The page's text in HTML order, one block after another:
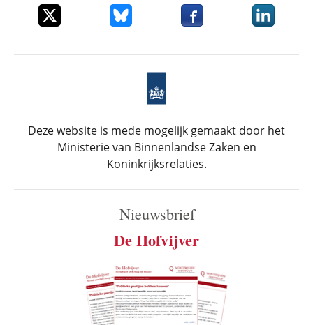
Deel dit item op XDeel dit item op Bluesky
Deel dit item opDeel dit
Deze website is mede mogelijk gemaakt door het
Ministerie van Binnenlandse Zaken en
Koninkrijksrelaties.
Nieuwsbrief
De Hofvijver